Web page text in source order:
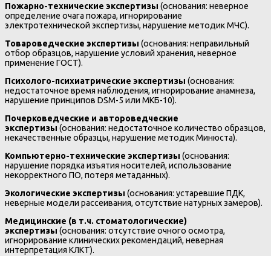
Пожарно-технические экспертизы (основания: неверное
определение очага пожара, игнорирование
электротехнической экспертизы, нарушение методик МЧС).
Товароведческие экспертизы (основания: неправильный
отбор образцов, нарушение условий хранения, неверное
применение ГОСТ).
Психолого-психиатрические экспертизы (основания:
недостаточное время наблюдения, игнорирование анамнеза,
нарушение принципов DSM-5 или МКБ-10).
Почерковедческие и автороведческие
экспертизы (основания: недостаточное количество образцов,
некачественные образцы, нарушение методик Минюста).
Компьютерно-технические экспертизы (основания:
нарушение порядка изъятия носителей, использование
некорректного ПО, потеря метаданных).
Экологические экспертизы (основания: устаревшие ПДК,
неверные модели рассеивания, отсутствие натурных замеров).
Медицинские (в т.ч. стоматологические)
экспертизы (основания: отсутствие очного осмотра,
игнорирование клинических рекомендаций, неверная
интерпретация КЛКТ).